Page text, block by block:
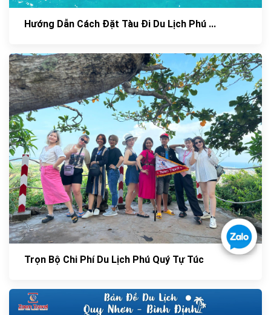
Hướng Dẫn Cách Đặt Tàu Đi Du Lịch Phú ...
Trọn Bộ Chi Phí Du Lịch Phú Quý Tự Túc